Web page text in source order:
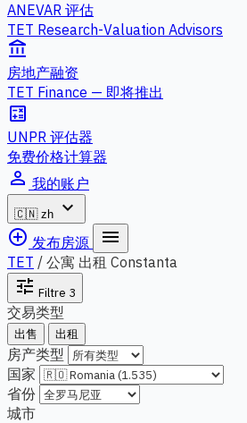
ANEVAR 评估
TET Research-Valuation Advisors
account_balance
房地产融资
TET Finance — 即将推出
calculate
UNPR 评估器
免费价格计算器
person_outline 我的账户
🇨🇳 zh
expand_more
add_circle_outline 发布房源 menu
TET / 公寓 出租 Constanta
tune Filtre 3
交易类型
出售 出租
房产类型
国家
省份
城市